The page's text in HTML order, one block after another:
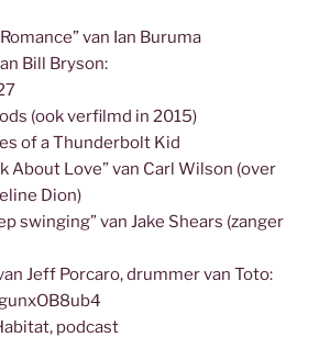
van Ian Buruma
Bill Bryson:
(ook verfilmd in 2015)
of a Thunderbolt Kid
About Love” van Carl Wilson (over
Dion)
swinging” van Jake Shears (zanger
Jeff Porcaro, drummer van Toto:
podcast